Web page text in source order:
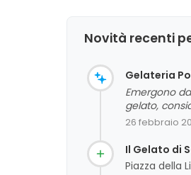
Novità recenti
Gelateria
Emergono
gelato,
del
valutazione
26 febbraio
Il Gelato di
Piazza della